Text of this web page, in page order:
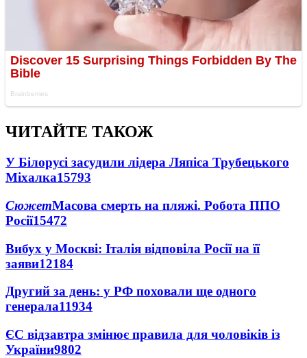
ЧИТАЙТЕ ТАКОЖ
У Білорусі засудили лідера Ляпіса Трубецького
Міхалка15793
СюжетМасова смерть на пляжі. Робота ППО
Росії15472
Вибух у Москві: Італія відповіла Росії на її
заяви12184
Другий за день: у РФ поховали ще одного
генерала11934
ЄС відзавтра змінює правила для чоловіків із
України9802